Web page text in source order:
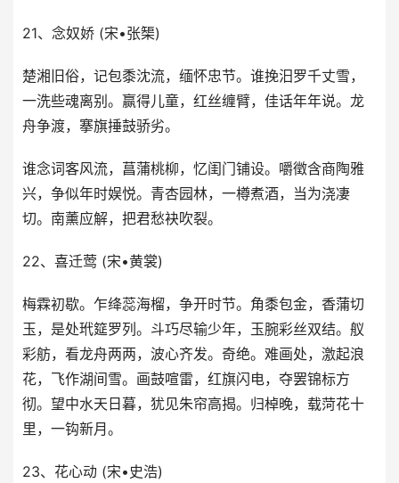
21、念奴娇 (宋•张榘)
楚湘旧俗，记包黍沈流，缅怀忠节。谁挽汨罗千丈雪，
一洗些魂离别。赢得儿童，红丝缠臂，佳话年年说。龙
舟争渡，搴旗捶鼓骄劣。
谁念词客风流，菖蒲桃柳，忆闺门铺设。嚼徵含商陶雅
兴，争似年时娱悦。青杏园林，一樽煮酒，当为浇凄
切。南薰应解，把君愁袂吹裂。
22、喜迁莺 (宋•黄裳)
梅霖初歇。乍绛蕊海榴，争开时节。角黍包金，香蒲切
玉，是处玳筵罗列。斗巧尽输少年，玉腕彩丝双结。舣
彩舫，看龙舟两两，波心齐发。奇绝。难画处，激起浪
花，飞作湖间雪。画鼓喧雷，红旗闪电，夺罢锦标方
彻。望中水天日暮，犹见朱帘高揭。归棹晚，载菏花十
里，一钩新月。
23、花心动 (宋•史浩)